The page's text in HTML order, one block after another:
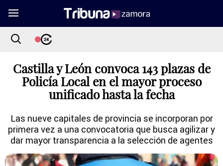
Castilla y León convoca 143 plazas de
Policía Local en el mayor proceso
unificado hasta la fecha
Las nueve capitales de provincia se incorporan por
primera vez a una convocatoria que busca agilizar y
dar mayor transparencia a la selección de agentes